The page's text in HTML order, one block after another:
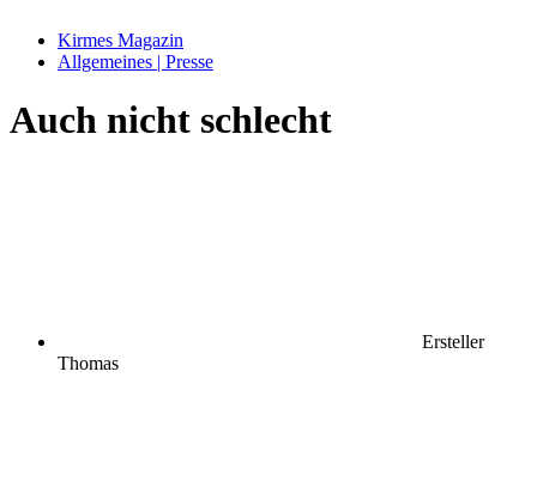
Kirmes Magazin
Allgemeines | Presse
Auch nicht schlecht
Ersteller
Thomas